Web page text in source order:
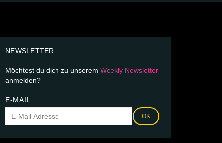
NEWSLETTER
Möchtest du dich zu unserem Weekly Newsletter
anmelden?
E-MAIL
OK